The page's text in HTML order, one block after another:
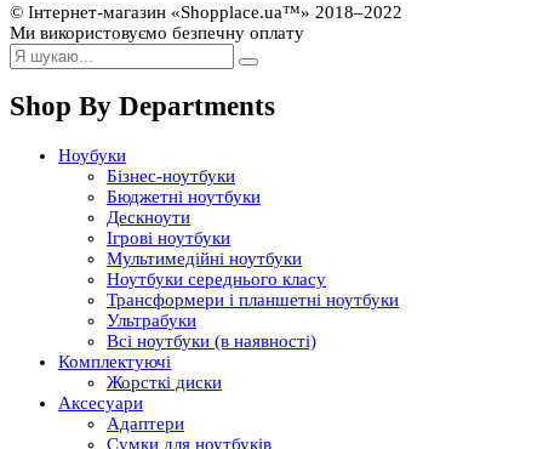
© Інтернет-магазин «Shopplace.ua™» 2018–2022
Ми використовуємо безпечну оплату
Shop By Departments
Ноубуки
Бізнес-ноутбуки
Бюджетні ноутбуки
Дескноути
Ігрові ноутбуки
Мультимедійні ноутбуки
Ноутбуки середнього класу
Трансформери і планшетні ноутбуки
Ультрабуки
Всі ноутбуки (в наявності)
Комплектуючі
Жорсткі диски
Аксесуари
Адаптери
Сумки для ноутбуків